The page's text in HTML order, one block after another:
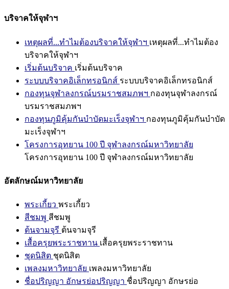
บริจาคให้จุฬาฯ
เหตุผลที่...ทำไมต้องบริจาคให้จุฬาฯ เหตุผลที่...ทำไมต้อง
บริจาคให้จุฬาฯ
เริ่มต้นบริจาค เริ่มต้นบริจาค
ระบบบริจาคอิเล็กทรอนิกส์ ระบบบริจาคอิเล็กทรอนิกส์
กองทุนจุฬาลงกรณ์บรมราชสมภพฯ กองทุนจุฬาลงกรณ์
บรมราชสมภพฯ
กองทุนภูมิคุ้มกันบำบัดมะเร็งจุฬาฯ กองทุนภูมิคุ้มกันบำบัด
มะเร็งจุฬาฯ
โครงการอุทยาน 100 ปี จุฬาลงกรณ์มหาวิทยาลัย
โครงการอุทยาน 100 ปี จุฬาลงกรณ์มหาวิทยาลัย
อัตลักษณ์มหาวิทยาลัย
พระเกี้ยว พระเกี้ยว
สีชมพู สีชมพู
ต้นจามจุรี ต้นจามจุรี
เสื้อครุยพระราชทาน เสื้อครุยพระราชทาน
ชุดนิสิต ชุดนิสิต
เพลงมหาวิทยาลัย เพลงมหาวิทยาลัย
ชื่อปริญญา อักษรย่อปริญญา ชื่อปริญญา อักษรย่อ